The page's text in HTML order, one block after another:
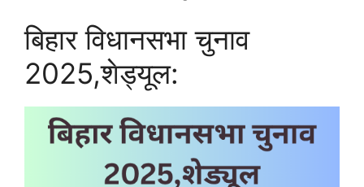
बिहार विधानसभा चुनाव
2025,शेड्यूल: